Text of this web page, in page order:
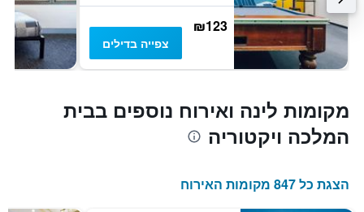
₪123
צפייה בדילים
מקומות לינה ואירוח נוספים בבית
המלכה ויקטוריה
הצגת כל 847 מקומות האירוח